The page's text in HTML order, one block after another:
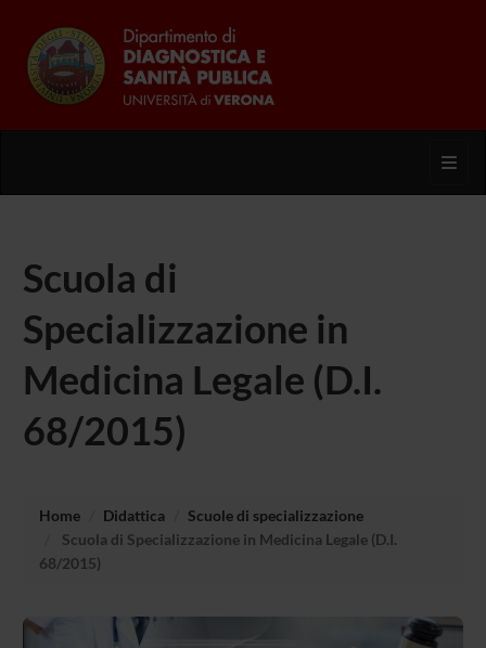
Scuola di
Specializzazione in
Medicina Legale (D.I.
68/2015)
Home Didattica
Scuole di specializzazione
Scuola di Specializzazione in Medicina Legale (D.I.
68/2015)